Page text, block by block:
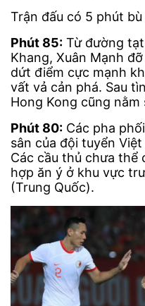
Trận đấu có 5 phút bù
Phút 85: Từ đường
Khang, Xuân Mạnh
dứt điểm cực mạnh
vất vả cản phá. Sau
Hong Kong cũng nằm
Phút 80: Các pha
sân của đội tuyển
Các cầu thủ chưa thể
hợp ăn ý ở khu vực
(Trung Quốc).